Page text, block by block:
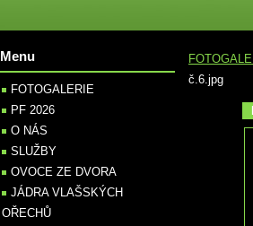
č.6.jpg
Menu
FOTOGALERIE
PF 2026
O NÁS
SLUŽBY
OVOCE ZE DVORA
JÁDRA VLAŠSKÝCH
OŘECHŮ